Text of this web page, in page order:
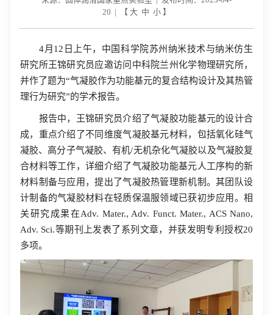
20 | 【 大 中 小 】
4月 12 日上午，中国科学院苏州纳米技术与纳米仿生
研究所王锦研究员应邀访问中科院兰州化学物理研究所，
并作了题为“气凝胶作为功能基元的复合结构设计及其热管
理行为研究”的学术报告。
报告中，王锦研究员介绍了气凝胶功能基元的设计合
成，重点介绍了不同维度气凝胶基元材料，包括氧化硅气
凝胶、高分子气凝胶、有机/无机杂化气凝胶以及气凝胶复
合材料等工作，详细介绍了气凝胶功能基元人工序构的新
材料制备与应用，提出了气凝胶热管理新机制。其团队设
计制备的气凝胶材料在轻质保温服领域已获初步应用。相
关研究成果在Adv. Mater., Adv. Funct. Mater., ACS Nano,
Adv. Sci.等期刊上发表了系列文章，并获发明专利授权20
多项。